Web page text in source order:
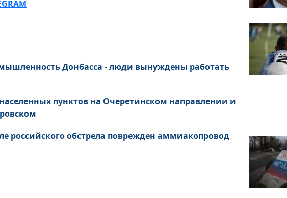
Донбасса - люди вынуждены работать
пунктов на Очеретинском направлении и
российского обстрела поврежден аммиакопровод